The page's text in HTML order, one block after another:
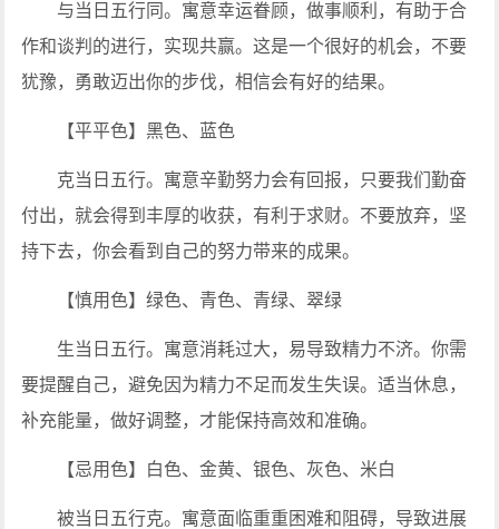
与当日五行同。寓意幸运眷顾，做事顺利，有助于合
作和谈判的进行，实现共赢。这是一个很好的机会，不要
犹豫，勇敢迈出你的步伐，相信会有好的结果。
【平平色】黑色、蓝色
克当日五行。寓意辛勤努力会有回报，只要我们勤奋
付出，就会得到丰厚的收获，有利于求财。不要放弃，坚
持下去，你会看到自己的努力带来的成果。
【慎用色】绿色、青色、青绿、翠绿
生当日五行。寓意消耗过大，易导致精力不济。你需
要提醒自己，避免因为精力不足而发生失误。适当休息，
补充能量，做好调整，才能保持高效和准确。
【忌用色】白色、金黄、银色、灰色、米白
被当日五行克。寓意面临重重困难和阻碍，导致进展